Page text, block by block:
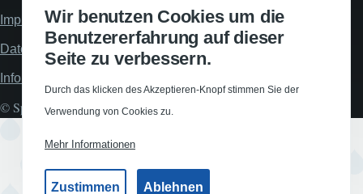
Wir benutzen Cookies um die
Benutzererfahrung auf dieser
Seite zu verbessern.
Durch das klicken des Akzeptieren-Knopf stimmen Sie der
Verwendung von Cookies zu.
Mehr Informationen
Zustimmen Ablehnen
Impressum
Datenschutzerklärung
Informationspflichten
© Spiel- und Turnverein Hünxe 1912 e.V., All rights reserved.